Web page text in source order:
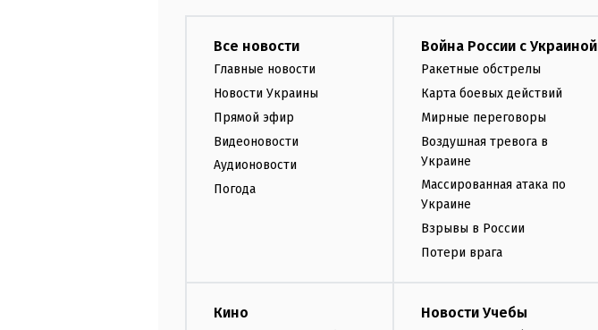
Все новости
Главные новости
Новости Украины
Прямой эфир
Видеоновости
Аудионовости
Погода
Война России с Украиной
Ракетные обстрелы
Карта боевых действий
Мирные переговоры
Воздушная тревога в
Украине
Массированная атака по
Украине
Взрывы в России
Потери врага
Кино Новости Учебы